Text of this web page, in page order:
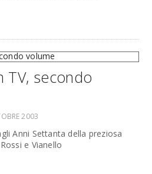
TV, secondo
2003
Anni Settanta della preziosa
e Vianello